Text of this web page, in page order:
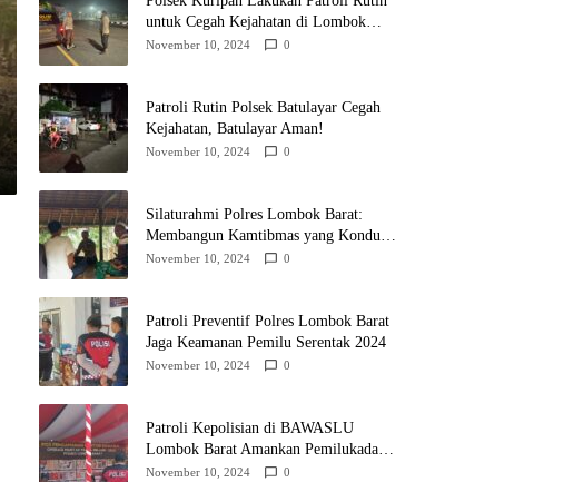
untuk Cegah Kejahatan di Lombok
Barat
November 10, 2024 0
Patroli Rutin Polsek Batulayar Cegah
Kejahatan, Batulayar Aman!
November 10, 2024 0
Silaturahmi Polres Lombok Barat:
Membangun Kamtibmas yang Kondusif
untuk Pilkada 2024
November 10, 2024 0
Patroli Preventif Polres Lombok Barat
Jaga Keamanan Pemilu Serentak 2024
November 10, 2024 0
Patroli Kepolisian di BAWASLU
Lombok Barat Amankan Pemilukada
2024
November 10, 2024 0